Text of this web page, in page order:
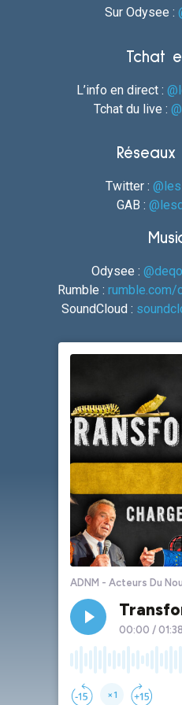
Sur Odysee :
Tchat
L’info en direct :
Tchat du live :
Twitter :
GAB :
Odysee :
Rumble : rumble.com/
SoundCloud :